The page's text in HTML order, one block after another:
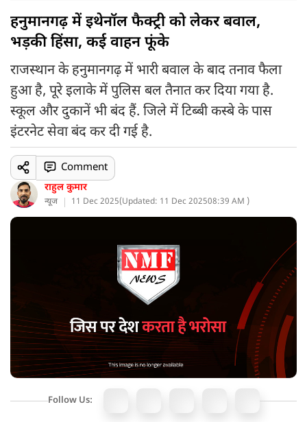
हनुमानगढ़ में इथेनॉल फैक्ट्री को लेकर बवाल,
भड़की हिंसा, कई वाहन फूंके
राजस्थान के हनुमानगढ़ में भारी बवाल के बाद तनाव फैला
हुआ है, पूरे इलाके में पुलिस बल तैनात कर दिया गया है.
स्कूल और दुकानें भी बंद हैं. जिले में टिब्बी कस्बे के पास
इंटरनेट सेवा बंद कर दी गई है.
राहुल कुमार
न्यूज 11 Dec 2025(Updated: 11 Dec 202508:39 AM )
Comment
Follow Us: